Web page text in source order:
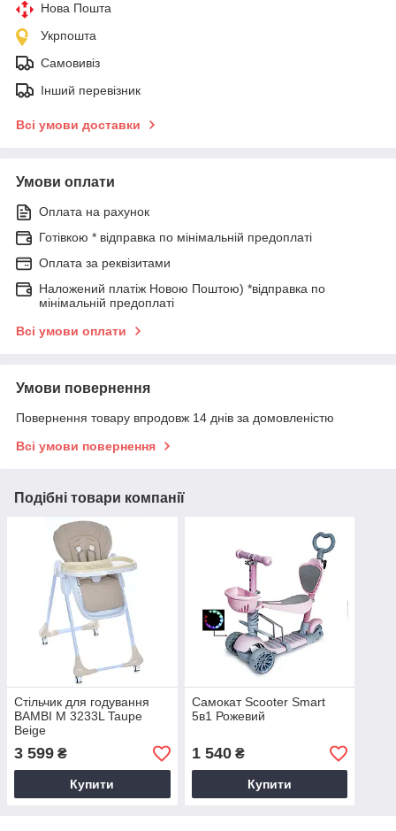
Нова Пошта
Укрпошта
Самовивіз
Інший перевізник
Всі умови доставки
Умови оплати
Оплата на рахунок
Готівкою * відправка по мінімальній предоплаті
Оплата за реквізитами
Наложений платіж Новою Поштою) *відправка по
мінімальній предоплаті
Всі умови оплати
Умови повернення
Повернення товару впродовж 14 днів за домовленістю
Всі умови повернення
Подібні товари компанії
Стільчик для годування
BAMBI M 3233L Taupe
Beige
3 599 ₴
Купити
Самокат Scooter Smart
5в1 Рожевий
1 540₴
Купити